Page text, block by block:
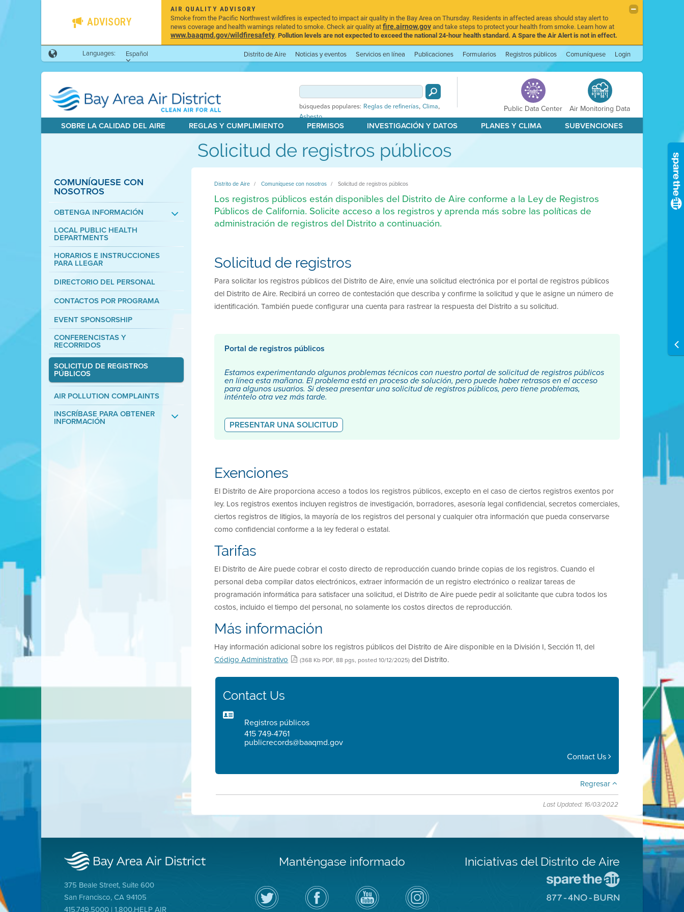
ADVISORY
AIR QUALITY ADVISORY
Smoke from the Pacific Northwest wildfires is expected to impact air quality in the Bay Area on Thursday. Residents in affected areas should stay alert to
news coverage and health warnings related to smoke. Check air quality atfire.airnow.govand take steps to protect your health from smoke. Learn how at
www.baaqmd.gov/wildfiresafety.Pollution levels are not expected to exceed the national 24-hour health standard. A Spare the Air Alert is not in effect.
Languages: Español Distrito de Aire Noticias y eventos Servicios en línea Publicaciones Formularios Registros públicos Comuníquese Login
búsquedas populares: Reglas de refinerías, Clima,
Asbesto
Public Data Center Air Monitoring Data
SOBRE LA CALIDAD DEL AIRE REGLAS Y CUMPLIMIENTO PERMISOS INVESTIGACIÓN Y DATOS PLANES Y CLIMA SUBVENCIONES
Solicitud de registros públicos
COMUNÍQUESE CON
NOSOTROS
OBTENGA INFORMACIÓN
LOCAL PUBLIC HEALTH
DEPARTMENTS
HORARIOS E INSTRUCCIONES
PARA LLEGAR
DIRECTORIO DEL PERSONAL
CONTACTOS POR PROGRAMA
EVENT SPONSORSHIP
CONFERENCISTAS Y
RECORRIDOS
SOLICITUD DE REGISTROS
PÚBLICOS
AIR POLLUTION COMPLAINTS
INSCRÍBASE PARA OBTENER
INFORMACIÓN
Distrito de Aire Comuníquese con nosotros Solicitud de registros públicos
Los registros públicos están disponibles del Distrito de Aire conforme a la Ley de Registros
Públicos de California. Solicite acceso a los registros y aprenda más sobre las políticas de
administración de registros del Distrito a continuación.
Solicitud de registros
Para solicitar los registros públicos del Distrito de Aire, envíe una solicitud electrónica por el portal de registros públicos
del Distrito de Aire. Recibirá un correo de contestación que describa y confirme la solicitud y que le asigne un número de
identificación. También puede configurar una cuenta para rastrear la respuesta del Distrito a su solicitud.
Portal de registros públicos
Estamos experimentando algunos problemas técnicos con nuestro portal de solicitud de registros públicos
en línea esta mañana. El problema está en proceso de solución, pero puede haber retrasos en el acceso
para algunos usuarios. Si desea presentar una solicitud de registros públicos, pero tiene problemas,
inténtelo otra vez más tarde.
PRESENTAR UNA SOLICITUD
Exenciones
El Distrito de Aire proporciona acceso a todos los registros públicos, excepto en el caso de ciertos registros exentos por
ley. Los registros exentos incluyen registros de investigación, borradores, asesoría legal confidencial, secretos comerciales,
ciertos registros de litigios, la mayoría de los registros del personal y cualquier otra información que pueda conservarse
como confidencial conforme a la ley federal o estatal.
Tarifas
El Distrito de Aire puede cobrar el costo directo de reproducción cuando brinde copias de los registros. Cuando el
personal deba compilar datos electrónicos, extraer información de un registro electrónico o realizar tareas de
programación informática para satisfacer una solicitud, el Distrito de Aire puede pedir al solicitante que cubra todos los
costos, incluido el tiempo del personal, no solamente los costos directos de reproducción.
Más información
Hay información adicional sobre los registros públicos del Distrito de Aire disponible en la División I, Sección 11, del
Código Administrativo
(368 Kb PDF, 88 pgs, posted 10/12/2025) del Distrito.
Contact Us
Registros públicos
415 749-4761
publicrecords@baaqmd.gov
Contact Us
Regresar
Last Updated: 16/03/2022
375 Beale Street, Suite 600
San Francisco, CA 94105
415.749.5000 | 1.800.HELP AIR
Manténgase informado
Siga
el
Distrito
de
Visite
la
página
de
Canal
de
YouTube
del
Air
District
on
Instagram
Iniciativas del Distrito de Aire
el